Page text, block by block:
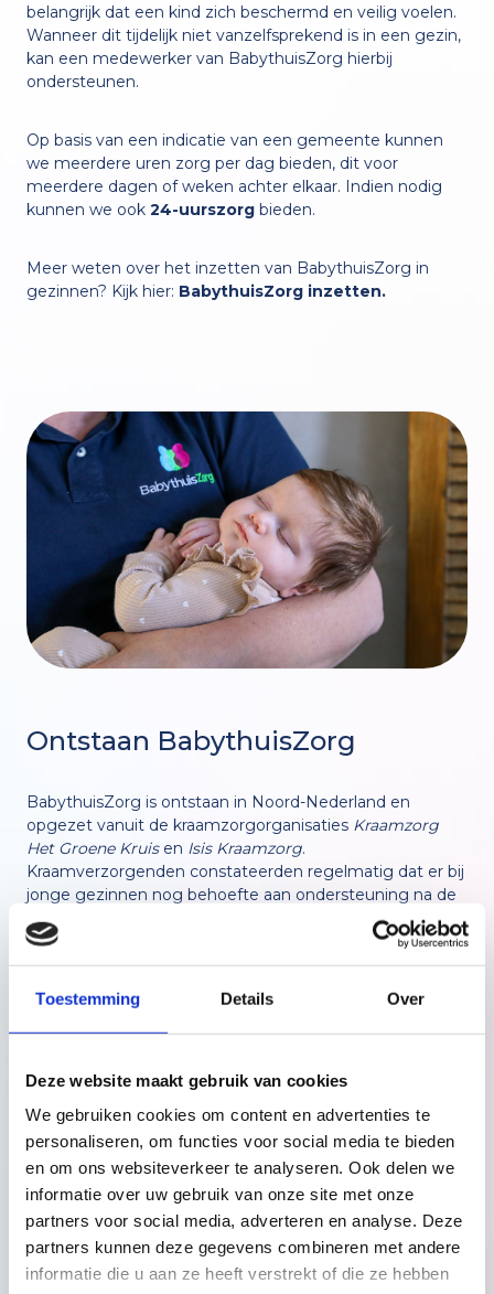
Toestemming Details Over
Deze website maakt gebruik van cookies
We gebruiken cookies om content en advertenties te
personaliseren, om functies voor social media te bieden
en om ons websiteverkeer te analyseren. Ook delen we
informatie over uw gebruik van onze site met onze
partners voor social media, adverteren en analyse. Deze
partners kunnen deze gegevens combineren met andere
informatie die u aan ze heeft verstrekt of die ze hebben
belangrijk dat een kind zich beschermd en veilig voelen.
Wanneer dit tijdelijk niet vanzelfsprekend is in een gezin,
kan een medewerker van BabythuisZorg hierbij
ondersteunen.
Op basis van een indicatie van een gemeente kunnen
we meerdere uren zorg per dag bieden, dit voor
meerdere dagen of weken achter elkaar. Indien nodig
kunnen we ook 24-uurszorg bieden.
Meer weten over het inzetten van BabythuisZorg in
gezinnen? Kijk hier: BabythuisZorg inzetten.
Ontstaan BabythuisZorg
BabythuisZorg is ontstaan in Noord-Nederland en
opgezet vanuit de kraamzorgorganisaties Kraamzorg
Het Groene Kruisen Isis Kraamzorg.
Kraamverzorgenden constateerden regelmatig dat er bij
jonge gezinnen nog behoefte aan ondersteuning na de
kraamperiode was. De vraag naar extra ondersteuning
kon in de markt niet door bestaande partijen worden
gegeven. Van hieruit is onderzocht of de zojuist
genoemde kraamzorgorganisaties deze ondersteuning
zelf konden geven. Dit onderzoek heeft geleid tot de
lancering van BabythuisZorg in mei 2019.
Bekijk detheorie en cijfers van BabythuisZorg.
Partners BabythuisZorg
In 2019 en 2020 is het product aangeboden in de drie